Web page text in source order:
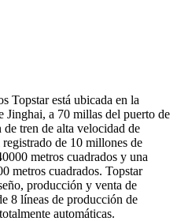
Topstar está ubicada en la
Jinghai, a 70 millas del puerto de
tren de alta velocidad de
de 10 millones de
metros cuadrados y una
metros cuadrados. Topstar
producción y venta de
8 líneas de producción de
automáticas.